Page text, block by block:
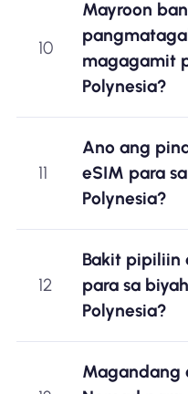
10
Mayroon
magagamit
Polynesia?
11
Ano ang
eSIM para
Polynesia?
12
Bakit pipiliin
para sa
Polynesia?
Magandang